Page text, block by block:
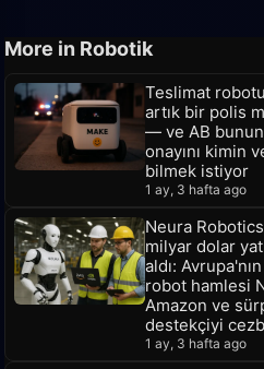
More in Robotik
Teslimat
artık bir polis
— ve AB bunun
onayını kimin
bilmek istiyor
1 ay, 3 hafta ago
Neura
milyar dolar
aldı:
robot hamlesi
Amazon ve
destekçiyi
1 ay, 3 hafta ago